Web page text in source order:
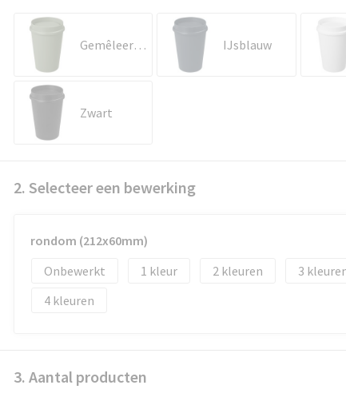
Gemêleerd groen IJsblauw
Zwart
2. Selecteer een bewerking
rondom (212x60mm)
Onbewerkt
1 2
3
4
3. Aantal producten